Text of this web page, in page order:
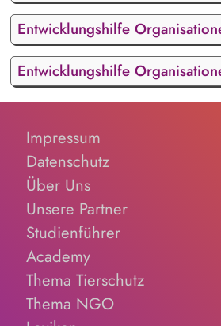
Entwicklungshilfe
Entwicklungshilfe
Impressum
Datenschutz
Über Uns
Unsere Partner
Studienführer
Academy
Thema Tierschutz
Thema NGO